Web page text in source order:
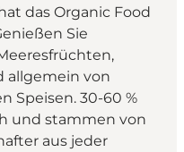
das Organic Food
Sie
allgemein von
Speisen. 30-60 %
und stammen von
aus jeder